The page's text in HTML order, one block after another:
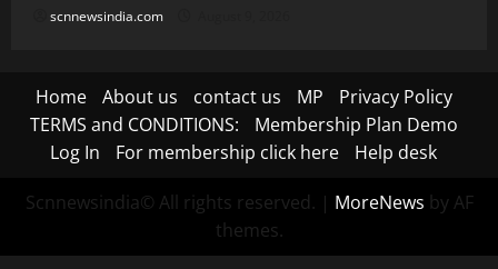
scnnewsindia.com
Home About us contact us MP
Privacy Policy
TERMS and CONDITIONS:
Membership Plan Demo
Log In
For membership click here Help desk
Scnnewsindia© All rights reserved. | MoreNews by AF
themes.